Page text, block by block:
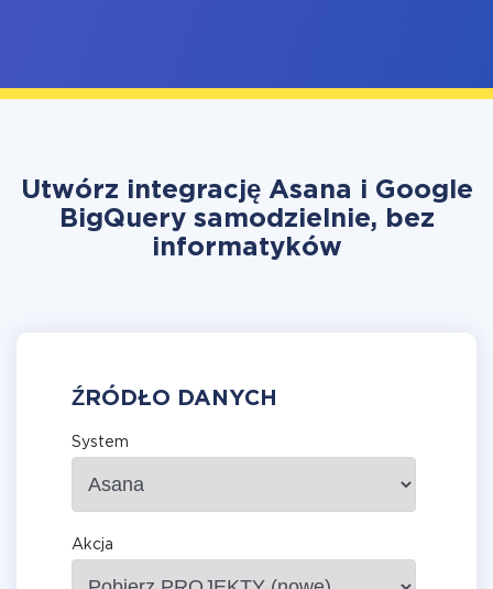
Utwórz integrację Asana i Google
BigQuery samodzielnie, bez
informatyków
ŹRÓDŁO DANYCH
System
Akcja